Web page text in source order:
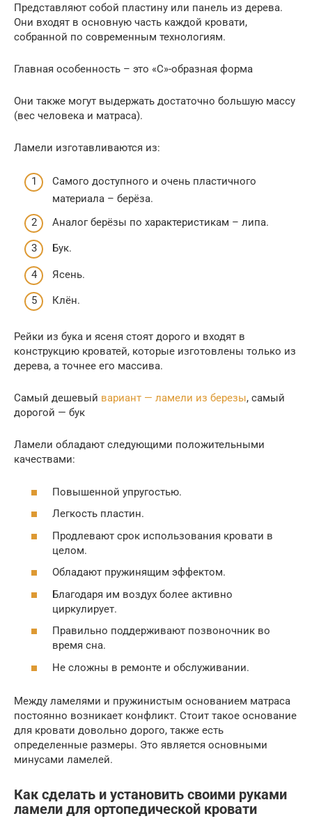
Представляют собой пластину или панель из дерева.
Они входят в основную часть каждой кровати,
собранной по современным технологиям.
Главная особенность – это «С»-образная форма
Они также могут выдержать достаточно большую массу
(вес человека и матраса).
Ламели изготавливаются из:
Самого доступного и очень пластичного
материала – берёза.
Аналог берёзы по характеристикам – липа.
Бук.
Ясень.
Клён.
Рейки из бука и ясеня стоят дорого и входят в
конструкцию кроватей, которые изготовлены только из
дерева, а точнее его массива.
Самый дешевый вариант — ламели из березы, самый
дорогой — бук
Ламели обладают следующими положительными
качествами:
Повышенной упругостью.
Легкость пластин.
Продлевают срок использования кровати в
целом.
Обладают пружинящим эффектом.
Благодаря им воздух более активно
циркулирует.
Правильно поддерживают позвоночник во
время сна.
Не сложны в ремонте и обслуживании.
Между ламелями и пружинистым основанием матраса
постоянно возникает конфликт. Стоит такое основание
для кровати довольно дорого, также есть
определенные размеры. Это является основными
минусами ламелей.
Как сделать и установить своими руками
ламели для ортопедической кровати